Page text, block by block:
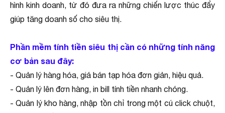
hình kinh doanh, từ đó đưa ra những chiến lược thúc đẩy
giúp tăng doanh số cho siêu thị.
Phần mềm tính tiền siêu thị cần có những tính năng
cơ bản sau đây:
- Quản lý hàng hóa, giá bán tạp hóa đơn giản, hiệu quả.
- Quản lý lên đơn hàng, in bill tính tiền nhanh chóng.
- Quản lý kho hàng, nhập tồn chỉ trong một cú click chuột,